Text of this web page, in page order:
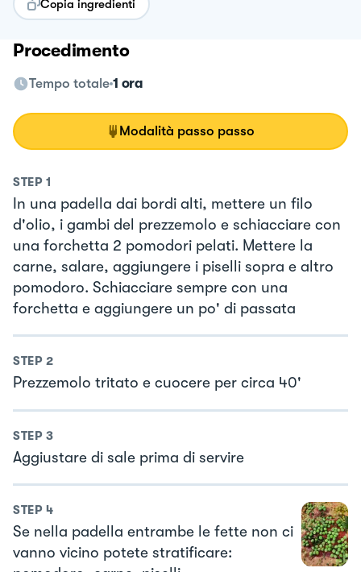
Copia ingredienti
Procedimento
Tempo totale 1 ora
Modalità passo passo
STEP 1
In una padella dai bordi alti, mettere un filo
d'olio, i gambi del prezzemolo e schiacciare con
una forchetta 2 pomodori pelati. Mettere la
carne, salare, aggiungere i piselli sopra e altro
pomodoro. Schiacciare sempre con una
forchetta e aggiungere un po' di passata
STEP 2
Prezzemolo tritato e cuocere per circa 40'
STEP 3
Aggiustare di sale prima di servire
STEP 4
Se nella padella entrambe le fette non ci
vanno vicino potete stratificare: